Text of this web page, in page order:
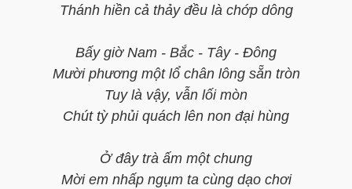
Thánh hiền cả thảy đều là chớp dông
Bấy giờ Nam - Bắc - Tây - Đông
Mười phương một lổ chân lông sẵn tròn
Tuy là vậy, vẫn lối mòn
Chút tỳ phủi quách lên non đại hùng
Ở đây trà ấm một chung
Mời em nhấp ngụm ta cùng dạo chơi